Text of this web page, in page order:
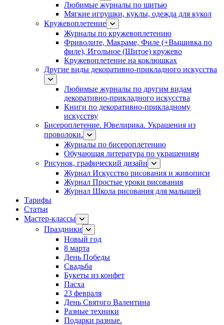
Любимые журналы по шитью
Мягкие игрушки, куклы, одежда для кукол
Кружевоплетение
Журналы по кружевоплетению
Фриволите, Макраме, Филе (+Вышивка по
филе), Игольное (Шитое) кружево
Кружевоплетение на коклюшках
Другие виды декоративно-прикладного искусства
Любимые журналы по другим видам
декоративно-прикладного искусства
Книги по декоративно-прикладному
искусству
Бисероплетение. Ювелирика. Украшения из
проволоки.
Журналы по бисероплетению
Обучающая литература по украшениям
Рисунок, графический дизайн
Журнал Искусство рисования и живописи
Журнал Простые уроки рисования
Журнал Школа рисования для малышей
Тарифы
Статьи
Мастер-классы
Праздники
Новый год
8 марта
День Победы
Свадьба
Букеты из конфет
Пасха
23 февраля
День Святого Валентина
Разные техники
Подарки разные.